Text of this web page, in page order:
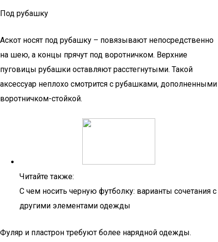
Под рубашку
Аскот носят под рубашку – повязывают непосредственно
на шею, а концы прячут под воротничком. Верхние
пуговицы рубашки оставляют расстегнутыми. Такой
аксессуар неплохо смотрится с рубашками, дополненными
воротничком-стойкой.
Читайте также:
С чем носить черную футболку: варианты сочетания с
другими элементами одежды
Фуляр и пластрон требуют более нарядной одежды.